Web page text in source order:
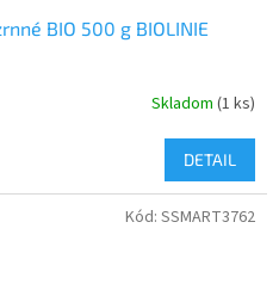
BIO 500 g BIOLINIE
Skladom (1 ks)
DETAIL
Kód: SSMART3762